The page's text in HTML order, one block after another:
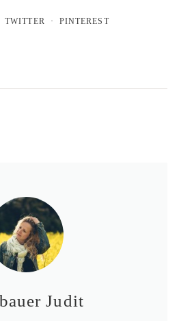
TWITTER PINTEREST
Judit